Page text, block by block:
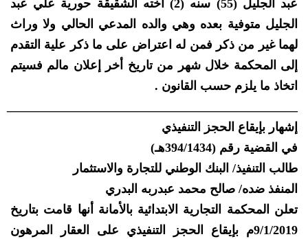
عبد الجليل (55) سنه (2) أخته الشقيقة حورية علي عبد
الجليل متوفية بعده وهي والده المدعي الحالي ولا وراث
لهما غير من ذكر فمن له اعتراض على ما ذكر علية التقدم
إلى المحكمة خلال شهر من تاريخ أخر إعلان مالم فسيتم
اتخاذ ما يلزم حسب القانون .
إشهار بإيقاع الحجز التنفيذي
في القضية رقم (394/1434هـ)
طالب التنفيذ/ البنك الوطني للتجارة والاستثمار
المنفذ ضده/ صالح محمد عبدربه البدري
تعلن المحكمة التجارية الابتدائية بالأمانة أنها قامت بتاريخ
9/1/2019م بإيقاع الحجز التنفيذي على العقار المرهون